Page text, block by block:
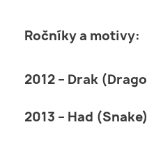
Ročníky a motivy:
2012 – Drak
2013 – Had (Snake)